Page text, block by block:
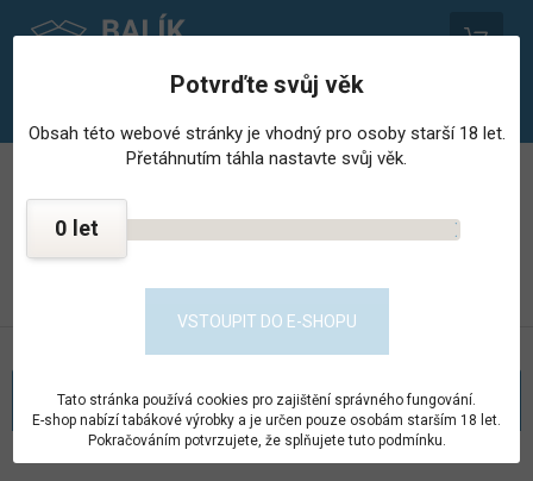
PROVOZOVNA STŘEDISKA HOSPODÁŘSKÉ ČINNNOSTI
KONTAKT
KATEGORIE
Potvrďte svůj věk
Obsah této webové stránky je vhodný pro osoby starší 18 let.
Přetáhnutím táhla nastavte svůj věk.
0
VSTOUPIT DO E-SHOPU
Tato stránka používá cookies pro zajištění správného fungování.
E-shop nabízí tabákové výrobky a je určen pouze osobám starším 18 let.
Pokračováním potvrzujete, že splňujete tuto podmínku.